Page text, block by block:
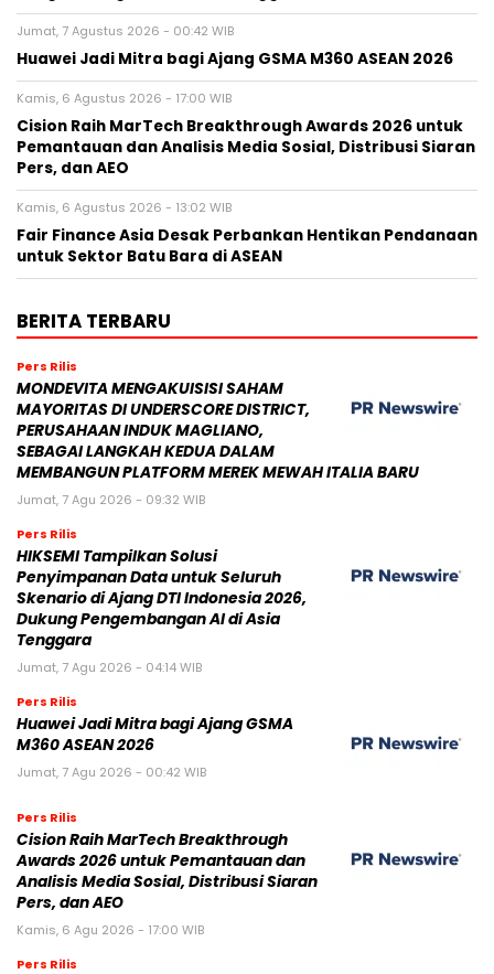
Jumat, 7 Agustus 2026 - 00:42 WIB
Huawei Jadi Mitra bagi Ajang GSMA M360 ASEAN 2026
Kamis, 6 Agustus 2026 - 17:00 WIB
Cision Raih MarTech Breakthrough Awards 2026 untuk
Pemantauan dan Analisis Media Sosial, Distribusi Siaran
Pers, dan AEO
Kamis, 6 Agustus 2026 - 13:02 WIB
Fair Finance Asia Desak Perbankan Hentikan Pendanaan
untuk Sektor Batu Bara di ASEAN
BERITA TERBARU
Pers Rilis
MONDEVITA MENGAKUISISI SAHAM
MAYORITAS DI UNDERSCORE DISTRICT,
PERUSAHAAN INDUK MAGLIANO,
SEBAGAI LANGKAH KEDUA DALAM
MEMBANGUN PLATFORM MEREK MEWAH ITALIA BARU
Jumat, 7 Agu 2026 - 09:32 WIB
Pers Rilis
HIKSEMI Tampilkan Solusi
Penyimpanan Data untuk Seluruh
Skenario di Ajang DTI Indonesia 2026,
Dukung Pengembangan AI di Asia
Tenggara
Jumat, 7 Agu 2026 - 04:14 WIB
Pers Rilis
Huawei Jadi Mitra bagi Ajang GSMA
M360 ASEAN 2026
Jumat, 7 Agu 2026 - 00:42 WIB
Pers Rilis
Cision Raih MarTech Breakthrough
Awards 2026 untuk Pemantauan dan
Analisis Media Sosial, Distribusi Siaran
Pers, dan AEO
Kamis, 6 Agu 2026 - 17:00 WIB
Pers Rilis